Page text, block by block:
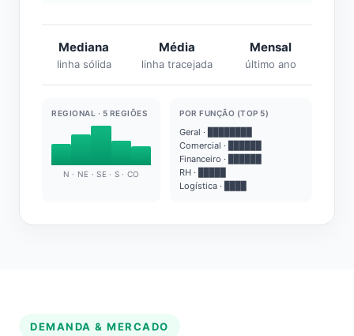
Mediana
linha sólida
Média
linha tracejada
Mensal
último ano
REGIONAL · 5 REGIÕES
N · NE · SE · S · CO
POR FUNÇÃO (TOP 5)
Geral · ████████
Comercial · ██████
Financeiro · ██████
RH · █████
Logística · ████
DEMANDA & MERCADO